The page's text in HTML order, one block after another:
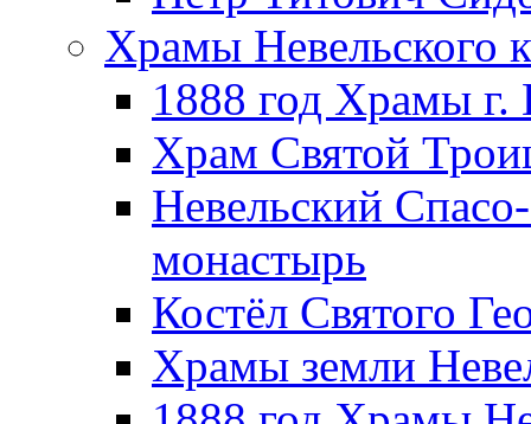
Храмы Невельского
1888 год Храмы г.
Храм Святой
Невельский
монастырь
Костёл Святого
Храмы земли